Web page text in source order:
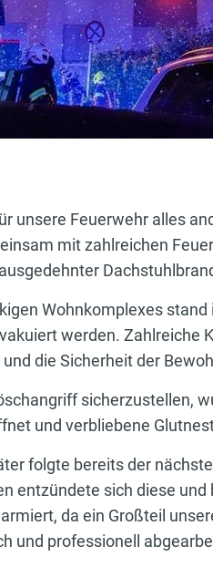
unsere Feuerwehr alles
mit zahlreichen
Wohnkomplexes
werden. Zahlreiche
die Sicherheit der
sicherzustellen,
und verbliebene
folgte bereits der
entzündete sich diese
da ein Großteil
und professionell